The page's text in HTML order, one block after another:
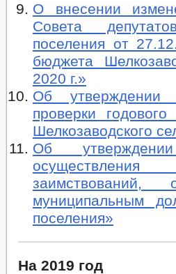
О внесении
Совета
поселения от
бюджета
2020 г.»
Об утверждении
проверки
Шелкозаводского
Об
осуществления
заимствований,
муниципальным
поселения»
На 2019 год